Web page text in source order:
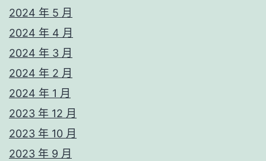
2024 年 5 月
2024 年 4 月
2024 年 3 月
2024 年 2 月
2024 年 1 月
2023 年 12 月
2023 年 10 月
2023 年 9 月